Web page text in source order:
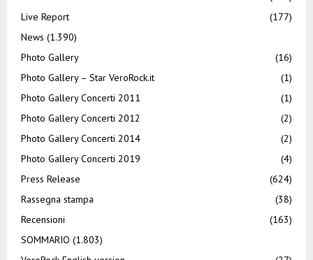
Live Report
(177)
News (1.390)
Photo Gallery
(16)
Photo Gallery – Star VeroRock.it
(1)
Photo Gallery Concerti 2011
(1)
Photo Gallery Concerti 2012
(2)
Photo Gallery Concerti 2014
(2)
Photo Gallery Concerti 2019
(4)
Press Release
(624)
Rassegna stampa
(38)
Recensioni
(163)
SOMMARIO (1.803)